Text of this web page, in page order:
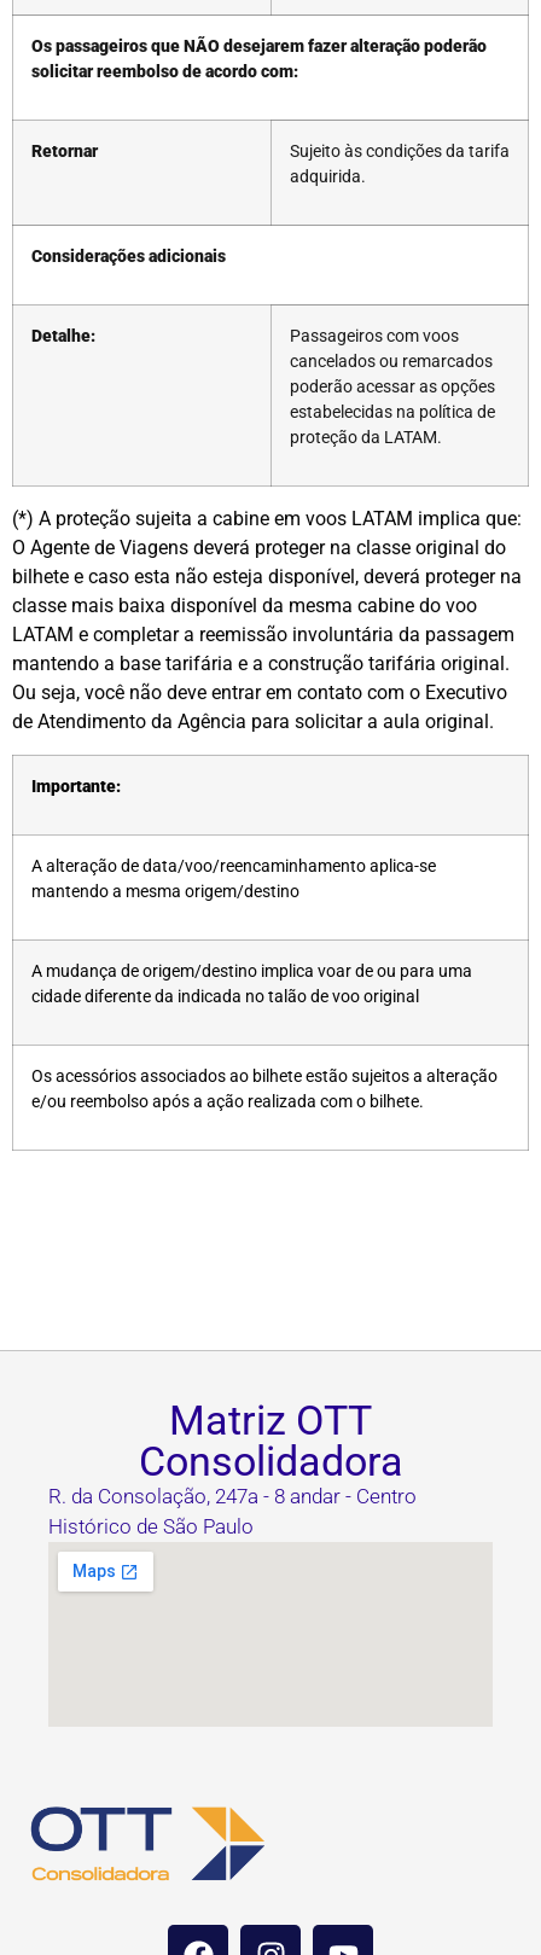
Os passageiros que NÃO desejarem fazer alteração poderão
solicitar reembolso de acordo com:
Retornar
Sujeito às condições da tarifa
adquirida.
Considerações adicionais
Detalhe:
Passageiros com voos
cancelados ou remarcados
poderão acessar as opções
estabelecidas na política de
proteção da LATAM.
(*) A proteção sujeita a cabine em voos LATAM implica que:
O Agente de Viagens deverá proteger na classe original do
bilhete e caso esta não esteja disponível, deverá proteger na
classe mais baixa disponível da mesma cabine do voo
LATAM e completar a reemissão involuntária da passagem
mantendo a base tarifária e a construção tarifária original.
Ou seja, você não deve entrar em contato com o Executivo
de Atendimento da Agência para solicitar a aula original.
Importante:
A alteração de data/voo/reencaminhamento aplica-se
mantendo a mesma origem/destino
A mudança de origem/destino implica voar de ou para uma
cidade diferente da indicada no talão de voo original
Os acessórios associados ao bilhete estão sujeitos a alteração
e/ou reembolso após a ação realizada com o bilhete.
Matriz OTT
Consolidadora
R. da Consolação, 247a - 8 andar - Centro
Histórico de São Paulo